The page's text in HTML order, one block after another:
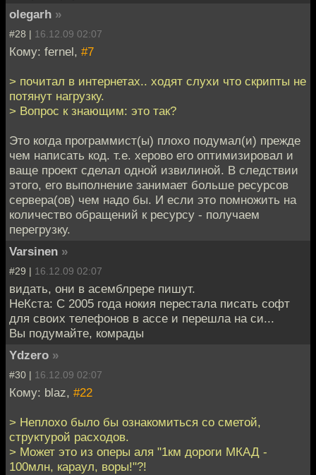
olegarh »
#28 | 16.12.09 02:07
Кому: fernel, #7
> почитал в интернетах.. ходят слухи что скрипты не
потянут нагрузку.
> Вопрос к знающим: это так?
Это когда программист(ы) плохо подумал(и) прежде
чем написать код. т.е. херово его оптимизировал и
ваще проект сделал одной извилиной. В следствии
этого, его выполнение занимает больше ресурсов
сервера(ов) чем надо бы. И если это помножить на
количество обращений к ресурсу - получаем
перегрузку.
Varsinen »
#29 | 16.12.09 02:07
видать, они в асемблрере пишут.
НеКста: С 2005 года нокия перестала писать софт
для своих телефонов в ассе и перешла на си...
Вы подумайте, комрады
Ydzero »
#30 | 16.12.09 02:07
Кому: blaz, #22
> Неплохо было бы ознакомиться со сметой,
структурой расходов.
> Может это из оперы аля "1км дороги МКАД -
100млн, караул, воры!"?!